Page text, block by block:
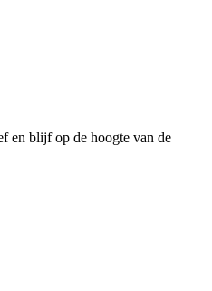
en blijf op de hoogte van de